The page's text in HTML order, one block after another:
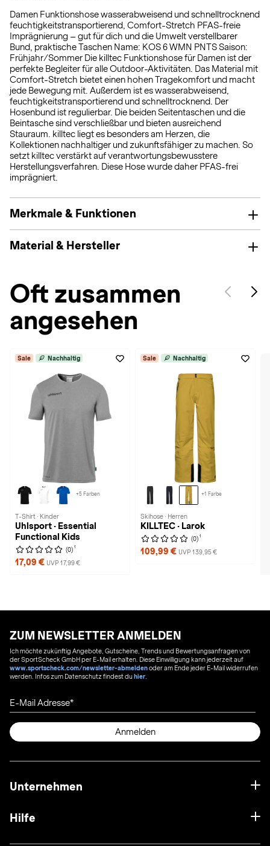
Damen Funktionshose wasserabweisend und schnelltrocknend
feuchtigkeitstransportierend, Comfort-Stretch PFAS-freie
Imprägnierung – gut für dich und die Umwelt verstellbarer
Bund, praktische Taschen Name: KOS 6 WMN PNTS Saison:
Frühjahr/Sommer Die killtec Funktionshose für Damen ist der
perfekte Begleiter für alle Outdoor-Aktivitäten. Das Material mit
Comfort-Stretch bietet einen hohen Tragekomfort und macht
jede Bewegung mit. Außerdem ist es wasserabweisend,
feuchtigkeitstransportierend und schnelltrocknend. Der
Hosenbund ist regulierbar. Die beiden Seitentaschen und die
Beintasche sind verschließbar und bieten ausreichend
Stauraum. killtec liegt es besonders am Herzen, die
Kollektionen nachhaltiger und zukunftsfähiger zu machen. So
setzt killtec verstärkt auf verantwortungsbewusstere
Herstellungsverfahren. Diese Hose wurde daher PFAS-frei
imprägniert.
Merkmale & Funktionen
Material & Hersteller
Oft zusammen
angesehen
Sale Nachhaltig
+5 Farben
T-Shirt · Kinder
Uhlsport · Essential
Functional Kids
(0) 1
17,09 € UVP 17,99 €
Sale Nachhaltig
+1 Farbe
Skihose · Herren
KILLTEC · Larok
(0) 1
109,99 € UVP 139,95 €
ZUM NEWSLETTER ANMELDEN
Ich möchte zukünftig Angebote, Gutscheine, Trends und Bewertungsanfragen von
der SportScheck GmbH per E-Mail erhalten. Diese Einwilligung kann jederzeit auf
www.sportscheck.com/newsletter-abmeldenoder am Ende jeder E-Mail widerrufen
werden. Infos zum Datenschutz findest duhier
E-Mail Adresse
Anmelden
Unternehmen
Hilfe